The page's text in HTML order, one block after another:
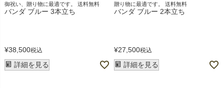
御祝い、贈り物に最適です。 送料無料
バンダ ブルー 3本立ち
¥38,500税込
詳細を見る
贈り物に最適です。 送料無料
バンダ ブルー 2本立ち
¥27,500税込
詳細を見る